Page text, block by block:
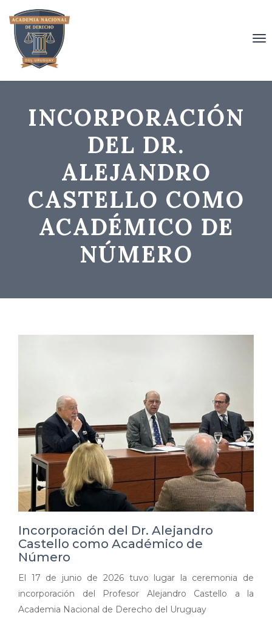
INCORPORACIÓN
DEL DR.
ALEJANDRO
CASTELLO COMO
ACADÉMICO DE
NÚMERO
Incorporación del Dr. Alejandro
Castello como Académico de
Número
El 17 de junio de 2026 tuvo lugar la ceremonia de
incorporación del Profesor Alejandro Castello a la
Academia Nacional de Derecho del Uruguay